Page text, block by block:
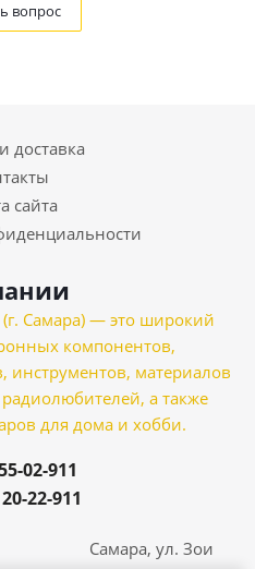
вопрос
доставка
сайта
Самара) — это широкий
компонентов,
материалов
а также
для дома и хобби.
02-911
22-911
Самара, ул. Зои